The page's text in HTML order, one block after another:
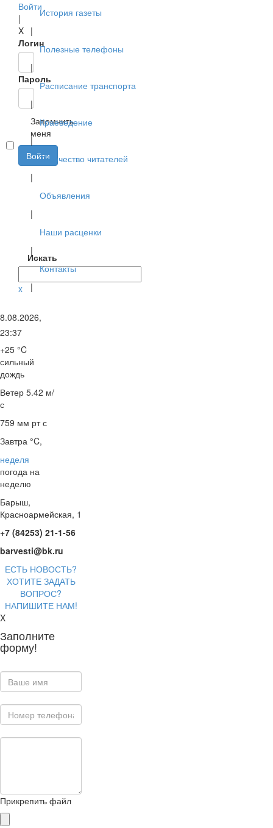
Войти
|
X
Логин
Пароль
Запомнить
меня
Войти
Искать
x
История газеты
|
Полезные телефоны
|
Расписание транспорта
|
Краеведение
|
Творчество читателей
|
Объявления
|
Наши расценки
|
Контакты
|
8.08.2026,
23:37
+25 °C
сильный
дождь
Ветер 5.42 м/
с
759 мм рт с
Завтра °C,
неделя
погода на
неделю
Барыш,
Красноармейская, 1
+7 (84253) 21-1-56
barvesti@bk.ru
ЕСТЬ НОВОСТЬ?
ХОТИТЕ ЗАДАТЬ
ВОПРОС?
НАПИШИТЕ НАМ!
X
Заполните
форму!
Прикрепить файл